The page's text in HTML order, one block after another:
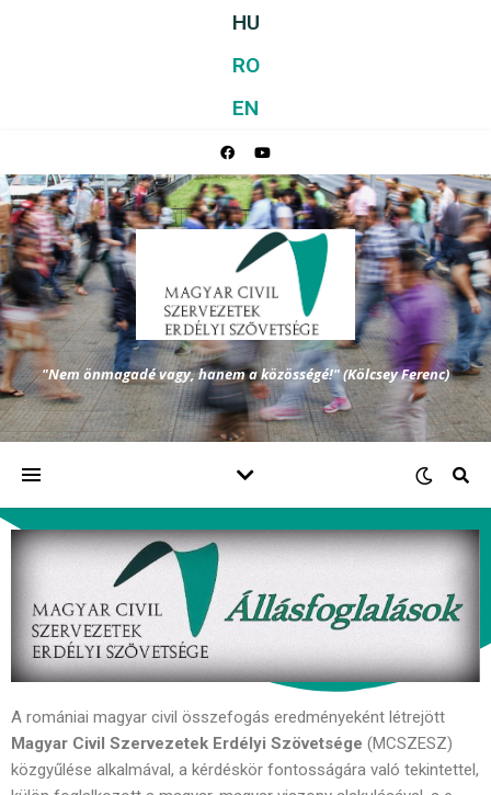
HU
RO
EN
"Nem önmagadé vagy, hanem a közösségé!" (Kölcsey Ferenc)
A romániai magyar civil összefogás eredményeként létrejött
Magyar Civil Szervezetek Erdélyi Szövetsége (MCSZESZ)
közgyűlése alkalmával, a kérdéskör fontosságára való tekintettel,